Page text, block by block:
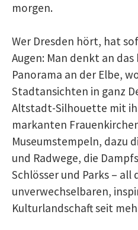
morgen.
Wer Dresden hört, hat
Augen: Man denkt an
Panorama an der Elbe,
Stadtansichten in ganz
Altstadt-Silhouette mit
markanten
Museumstempeln, dazu
und Radwege, die
Schlösser und Parks – all
unverwechselbaren,
Kulturlandschaft seit